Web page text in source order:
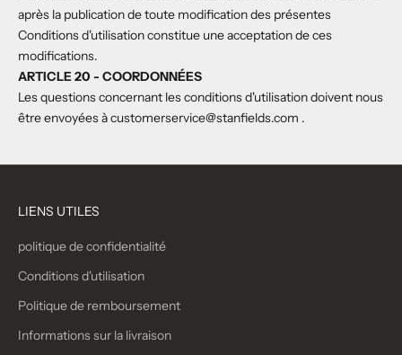
après la publication de toute modification des présentes
Conditions d'utilisation constitue une acceptation de ces
modifications.
ARTICLE 20 - COORDONNÉES
Les questions concernant les conditions d'utilisation doivent nous
être envoyées àcustomerservice@stanfields.com .
LIENS UTILES
politique de confidentialité
Conditions d'utilisation
Politique de remboursement
Informations sur la livraison